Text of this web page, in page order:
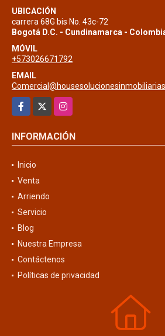
UBICACIÓN
carrera 68G bis No. 43c-72
Bogotá D.C. - Cundinamarca -
MÓVIL
+573026671792
EMAIL
Facebook
Instagram
INFORMACIÓN
Inicio
Venta
Arriendo
Servicio
Blog
Nuestra Empresa
Contáctenos
Políticas de privacidad